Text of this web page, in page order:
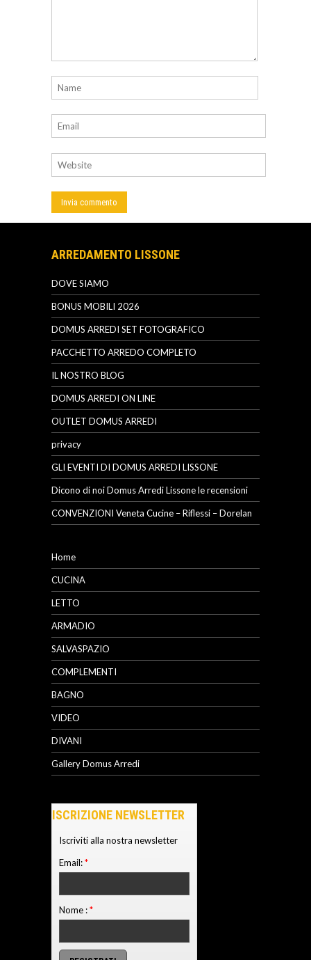
ARREDAMENTO LISSONE
DOVE SIAMO
BONUS MOBILI 2026
DOMUS ARREDI SET FOTOGRAFICO
PACCHETTO ARREDO COMPLETO
IL NOSTRO BLOG
DOMUS ARREDI ON LINE
OUTLET DOMUS ARREDI
privacy
GLI EVENTI DI DOMUS ARREDI LISSONE
Dicono di noi Domus Arredi Lissone le recensioni
CONVENZIONI Veneta Cucine – Riflessi – Dorelan
Home
CUCINA
LETTO
ARMADIO
SALVASPAZIO
COMPLEMENTI
BAGNO
VIDEO
DIVANI
Gallery Domus Arredi
ISCRIZIONE NEWSLETTER
Iscriviti alla nostra newsletter
Email:*
Nome :*